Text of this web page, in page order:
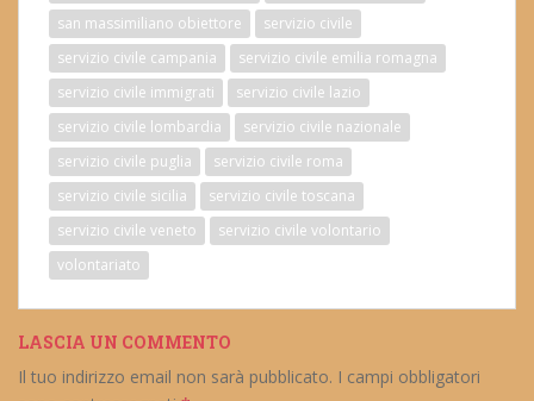
san massimiliano obiettore
servizio civile
servizio civile campania
servizio civile emilia romagna
servizio civile immigrati
servizio civile lazio
servizio civile lombardia
servizio civile nazionale
servizio civile puglia
servizio civile roma
servizio civile sicilia
servizio civile toscana
servizio civile veneto
servizio civile volontario
volontariato
LASCIA UN COMMENTO
Il tuo indirizzo email non sarà pubblicato. I campi obbligatori